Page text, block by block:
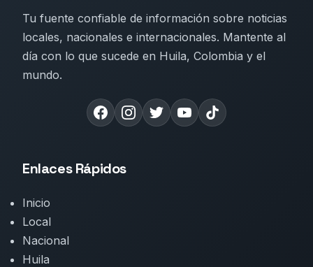
Tu fuente confiable de información sobre noticias
locales, nacionales e internacionales. Mantente al
día con lo que sucede en Huila, Colombia y el
mundo.
Enlaces Rápidos
Inicio
Local
Nacional
Huila